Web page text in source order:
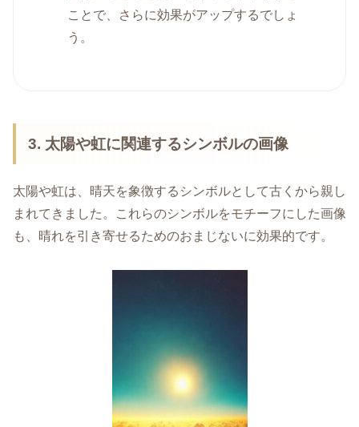
ことで、さらに効果がアップするでしょ
う。
3. 太陽や虹に関連するシンボルの画像
太陽や虹は、晴天を象徴するシンボルとして古くから親し
まれてきました。これらのシンボルをモチーフにした画像
も、晴れを引き寄せるためのおまじないに効果的です。